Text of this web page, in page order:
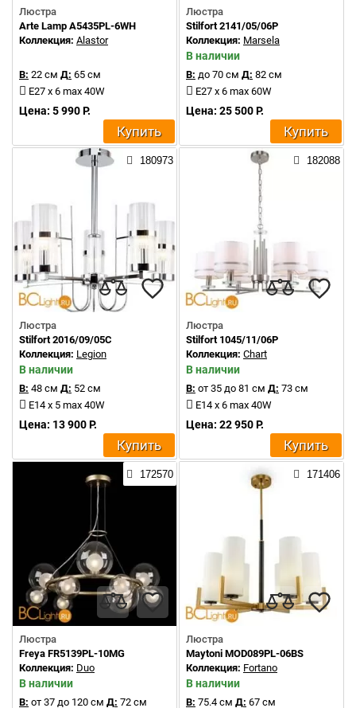
Люстра
Arte Lamp A5435PL-6WH
Коллекция: Alastor
В: 22 см Д: 65 см
E27 x 6 max 40W
Цена: 5 990 Р.
Купить
Люстра
Stilfort 2141/05/06P
Коллекция: Marsela
В наличии
В: до 70 см Д: 82 см
E27 x 6 max 60W
Цена: 25 500 Р.
Купить
180973
Люстра
Stilfort 2016/09/05C
Коллекция: Legion
В наличии
В: 48 см Д: 52 см
E14 x 5 max 40W
Цена: 13 900 Р.
Купить
182088
Люстра
Stilfort 1045/11/06P
Коллекция: Chart
В наличии
В: от 35 до 81 см Д: 73 см
E14 x 6 max 40W
Цена: 22 950 Р.
Купить
172570
Люстра
Freya FR5139PL-10MG
Коллекция: Duo
В наличии
В: от 37 до 120 см Д: 72 см
171406
Люстра
Maytoni MOD089PL-06BS
Коллекция: Fortano
В наличии
В: 75.4 см Д: 67 см